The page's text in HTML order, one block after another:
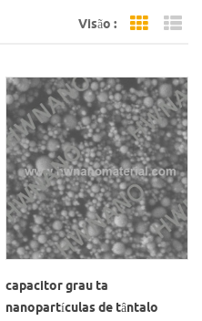
Visão : Grid
capacitor grau ta
nanopartículas de tântalo